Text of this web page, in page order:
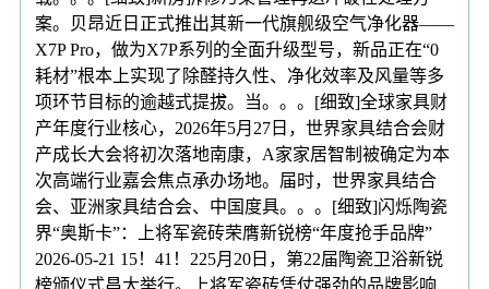
案。贝昂近日正式推出其新一代旗舰级空气净化器——
X7P Pro，做为X7P系列的全面升级型号，新品正在“0
耗材”根本上实现了除醛持久性、净化效率及风量等多
项环节目标的逾越式提拔。当。。。[细致]全球家具财
产年度行业核心，2026年5月27日，世界家具结合会财
产成长大会将初次落地南康，A家家居智制被确定为本
次高端行业嘉会焦点承办场地。届时，世界家具结合
会、亚洲家具结合会、中国度具。。。[细致]闪烁陶瓷
界“奥斯卡”：上将军瓷砖荣膺新锐榜“年度抢手品牌”
2026-05-21 15！41！225月20日，第22届陶瓷卫浴新锐
榜颁仪式昌大举行。上将军瓷砖凭仗强劲的品牌影响